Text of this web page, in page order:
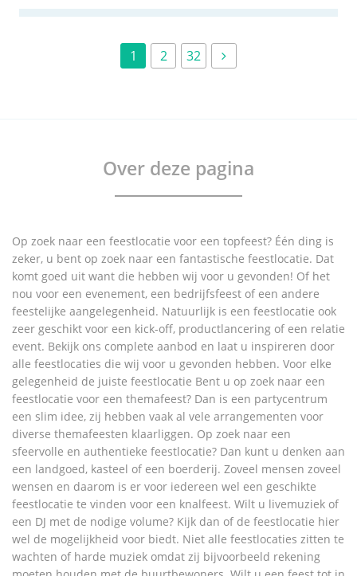
1 2 32
Over deze pagina
Op zoek naar een feestlocatie voor een topfeest? Één ding is
zeker, u bent op zoek naar een fantastische feestlocatie. Dat
komt goed uit want die hebben wij voor u gevonden! Of het
nou voor een evenement, een bedrijfsfeest of een andere
feestelijke aangelegenheid. Natuurlijk is een feestlocatie ook
zeer geschikt voor een kick-off, productlancering of een relatie
event. Bekijk ons complete aanbod en laat u inspireren door
alle feestlocaties die wij voor u gevonden hebben. Voor elke
gelegenheid de juiste feestlocatie Bent u op zoek naar een
feestlocatie voor een themafeest? Dan is een partycentrum
een slim idee, zij hebben vaak al vele arrangementen voor
diverse themafeesten klaarliggen. Op zoek naar een
sfeervolle en authentieke feestlocatie? Dan kunt u denken aan
een landgoed, kasteel of een boerderij. Zoveel mensen zoveel
wensen en daarom is er voor iedereen wel een geschikte
feestlocatie te vinden voor een knalfeest. Wilt u livemuziek of
een DJ met de nodige volume? Kijk dan of de feestlocatie hier
wel de mogelijkheid voor biedt. Niet alle feestlocaties zitten te
wachten of harde muziek omdat zij bijvoorbeeld rekening